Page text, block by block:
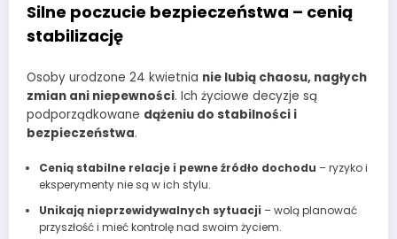
Silne poczucie bezpieczeństwa – cenią
stabilizację
Osoby urodzone 24 kwietnia nie lubią chaosu, nagłych
zmian ani niepewności. Ich życiowe decyzje są
podporządkowane dążeniu do stabilności i
bezpieczeństwa.
Cenią stabilne relacje i pewne źródło dochodu – ryzyko i
eksperymenty nie są w ich stylu.
Unikają nieprzewidywalnych sytuacji – wolą planować
przyszłość i mieć kontrolę nad swoim życiem.